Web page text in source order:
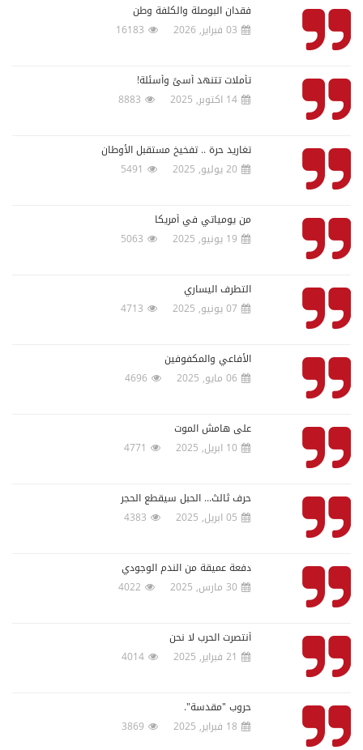
فقدان البوصلة والكلفة وطن
03 فبراير, 2026
16183
تأملات تتنهد أسىً وأسئلة!
14 اكتوبر, 2025
8883
تغاريد حرة .. تفخيخ مستقبل الأوطان
20 يوليو, 2025
5491
من يومياتي في أمريكا
19 يونيو, 2025
5063
التطرف اليساري
07 يونيو, 2025
4713
الأفاعي والمكفوفين
06 مايو, 2025
4696
على هامش الموت
10 ابريل, 2025
4771
حرف ثالث... الحبل سيقطع الحجر
05 ابريل, 2025
4383
دفعة عميقة من الندم الوجودي
30 مارس, 2025
4022
أنتصرت الحرب لا نحن
21 فبراير, 2025
4014
حروب "مقدسة".
18 فبراير, 2025
3869